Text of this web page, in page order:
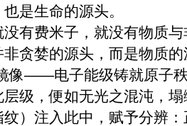
是生命的源头。
有费米子，就没有物质
贪婪的源头，而是物质的
像——电子能级铸就原子
级，便如无光之混沌，
）注入此中，赋予分辨